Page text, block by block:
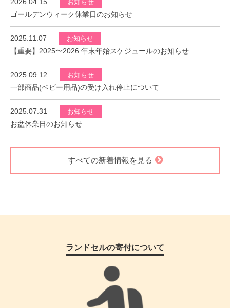
お知らせ
ゴールデンウィーク休業日のお知らせ
2025.11.07 お知らせ
【重要】2025〜2026 年末年始スケジュールのお知らせ
2025.09.12 お知らせ
一部商品(ベビー用品)の受け入れ停止について
2025.07.31 お知らせ
お盆休業日のお知らせ
すべての新着情報を見る
ランドセルの寄付について